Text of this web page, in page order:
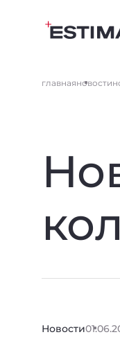
главнаяновости
Новости